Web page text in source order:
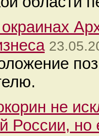
не
России, но